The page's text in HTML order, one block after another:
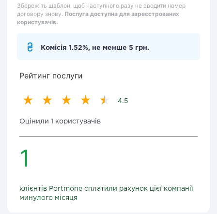
Збережіть шаблон, щоб наступного разу не вводити номер
договору знову. Послуга доступна для зареєстрованих
користувачів.
Комісія 1.52%, не менше 5 грн.
Рейтинг послуги
4.5
Оцінили 1 користувачів
1
клієнтів Portmone сплатили рахунок цієї компанії
минулого місяця